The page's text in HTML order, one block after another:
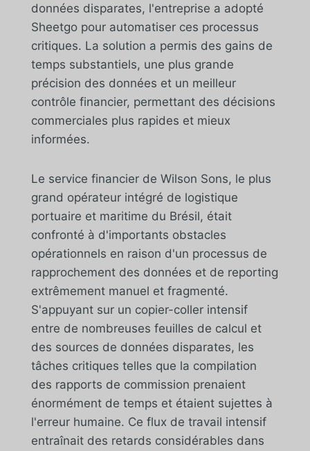
données disparates, l'entreprise a adopté
Sheetgo pour automatiser ces processus
critiques. La solution a permis des gains de
temps substantiels, une plus grande
précision des données et un meilleur
contrôle financier, permettant des décisions
commerciales plus rapides et mieux
informées.
Le service financier de Wilson Sons, le plus
grand opérateur intégré de logistique
portuaire et maritime du Brésil, était
confronté à d'importants obstacles
opérationnels en raison d'un processus de
rapprochement des données et de reporting
extrêmement manuel et fragmenté.
S'appuyant sur un copier-coller intensif
entre de nombreuses feuilles de calcul et
des sources de données disparates, les
tâches critiques telles que la compilation
des rapports de commission prenaient
énormément de temps et étaient sujettes à
l'erreur humaine. Ce flux de travail intensif
entraînait des retards considérables dans